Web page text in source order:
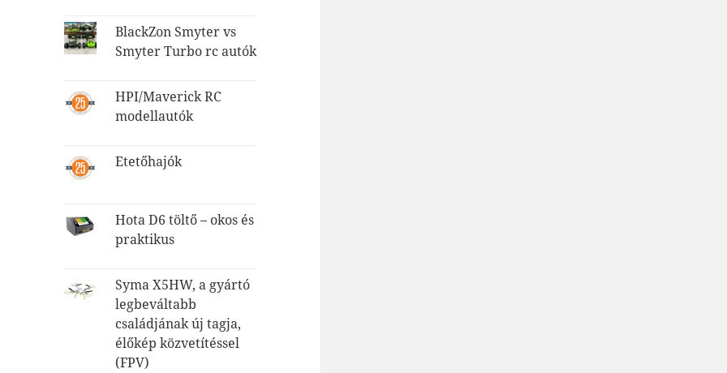
BlackZon Smyter vs
Smyter Turbo rc autók
HPI/Maverick RC
modellautók
Etetőhajók
Hota D6 töltő – okos és
praktikus
Syma X5HW, a gyártó
legbeváltabb
családjának új tagja,
élőkép közvetítéssel
(FPV)